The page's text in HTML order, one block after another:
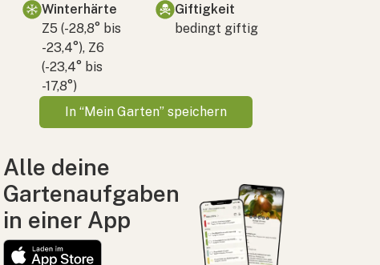
Winterhärte
Z5 (-28,8° bis
-23,4°), Z6
(-23,4° bis
-17,8°)
Giftigkeit
bedingt giftig
In “Mein Garten” speichern
Alle deine
Gartenaufgaben
in einer App